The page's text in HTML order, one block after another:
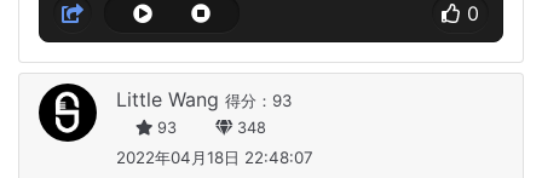
0
Little Wang 得分：93
93 348
2022年04月18日 22:48:07